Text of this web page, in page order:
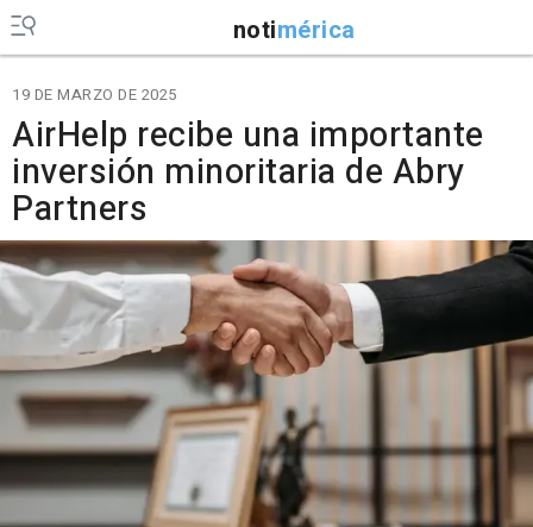
notimérica
19 DE MARZO DE 2025
AirHelp recibe una importante
inversión minoritaria de Abry
Partners